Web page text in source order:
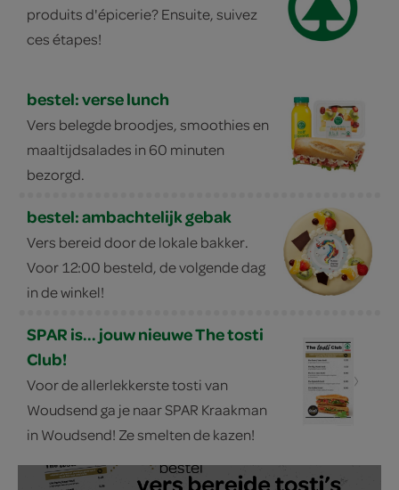
produits d'épicerie? Ensuite, suivez
ces étapes!
bestel: verse lunch
Vers belegde broodjes, smoothies en
maaltijdsalades in 60 minuten
bezorgd.
bestel: ambachtelijk gebak
Vers bereid door de lokale bakker.
Voor 12:00 besteld, de volgende dag
in de winkel!
SPAR is... jouw nieuwe The tosti
Club!
Voor de allerlekkerste tosti van
Woudsend ga je naar SPAR Kraakman
in Woudsend! Ze smelten de kazen!